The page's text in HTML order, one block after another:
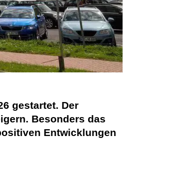
gestartet. Der
Besonders das
Entwicklungen